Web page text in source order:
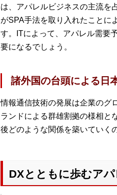
は、アパレルビジネスの主流を
がSPA手法を取り入れたことに
す。ITによって、アパレル需要
要になるでしょう。
諸外国の台頭による日
情報通信技術の発展は企業のグ
ランドによる群雄割拠の様相と
後どのような関係を築いていく
DXとともに歩むア